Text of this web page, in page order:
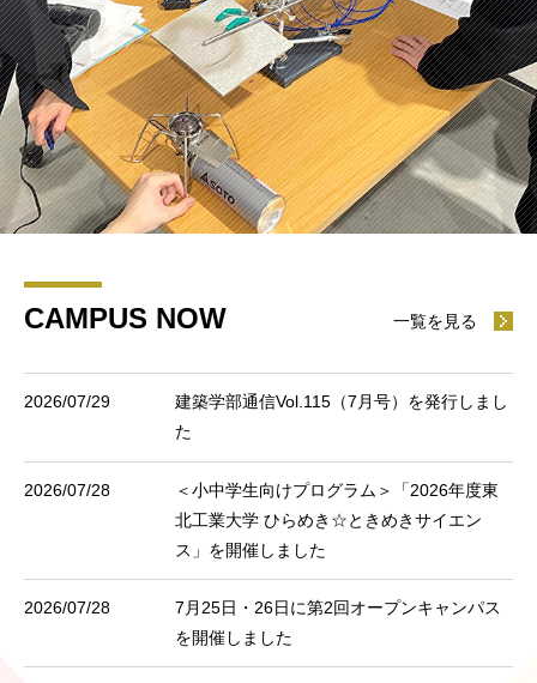
CAMPUS NOW 一覧を見る
2026/07/29
建築学部通信Vol.115（7月号）を発行しまし
た
2026/07/28
＜小中学生向けプログラム＞「2026年度東
北工業大学 ひらめき☆ときめきサイエン
ス」を開催しました
2026/07/28
7月25日・26日に第2回オープンキャンパス
を開催しました